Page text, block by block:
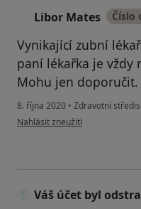
Libor Mates Číslo
Vynikající zubní
paní lékařka je vždy
Mohu jen doporučit.
8. října 2020 • Zdravotní
podle názoru uživatele Libor
Nahlásit zneužití
Váš účet byl